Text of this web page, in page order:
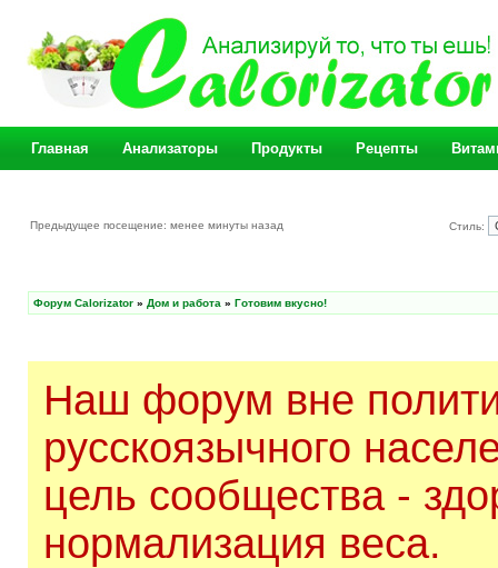
Главная Анализаторы Продукты Рецепты
Предыдущее посещение: менее минуты назад Стиль:
Форум Calorizator » Дом и работа » Готовим вкусно!
Наш форум вне
русскоязычного
цель сообщества -
нормализация веса.